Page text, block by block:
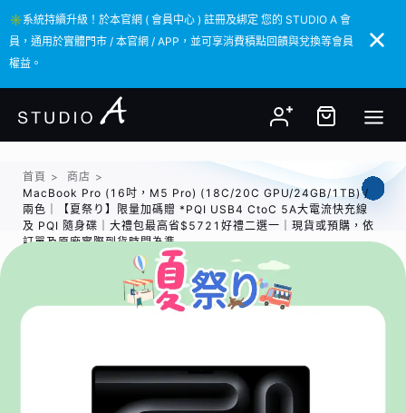
✳️系統持續升級！於本官網 ( 會員中心 ) 註冊及綁定 您的 STUDIO A 會
員，通用於實體門市 / 本官網 / APP，並可享消費積點回饋與兌換等會員
權益。
✳️系統持續升級！於本官網 ( 會員中心 ) 註冊及綁定 您的 STUDIO A 會
員，通用於實體門市 / 本官網 / APP，並可享消費積點回饋與兌換等會員
權益。
首頁 > 商店 >
MacBook Pro (16吋，M5 Pro) (18C/20C GPU/24GB/1TB) /
兩色｜【夏祭り】限量加碼贈 *PQI USB4 CtoC 5A大電流快充線
及 PQI 隨身碟｜大禮包最高省$5721好禮二選一｜現貨或預購，依
訂單及原廠實際到貨時間為準